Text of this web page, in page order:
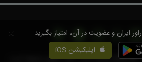
© 2026 فوراور ايران. همه حقوق محفوظ است.
ایران و عضویت در آن، امتیاز بگیرید
اپلیکیشن iOS